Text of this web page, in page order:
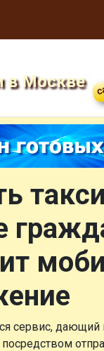
в Москве
сервис, дающий